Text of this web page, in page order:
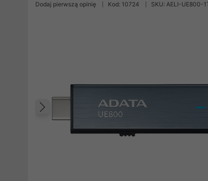
Dodaj pierwszą opinię Kod: 10724 SKU: AELI-UE800-
Poprzedni